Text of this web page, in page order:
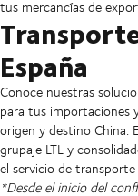
tus mercancías de
España
Conoce nuestras
para tus importaciones
origen y destino China.
grupaje LTL y
el servicio de
*Desde el inicio del